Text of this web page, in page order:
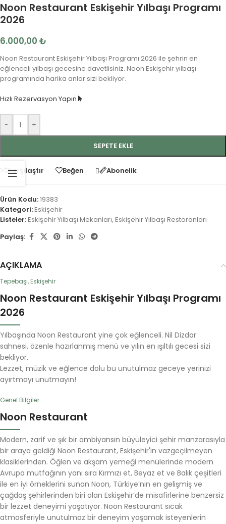
Noon Restaurant Eskişehir Yılbaşı Programı
2026
6.000,00 ₺
Noon Restaurant Eskişehir Yılbaşı Programı 2026 ile şehrin en
eğlenceli yılbaşı gecesine davetlisiniz. Noon Eskişehir yılbaşı
programında harika anlar sizi bekliyor.
Hızlı Rezervasyon Yapın
- +
SEPETE EKLE
Karşılaştır Beğen Abonelik
Ürün Kodu:19383
Kategori:Eskişehir
Listeler:Eskişehir Yılbaşı Mekanları, Eskişehir Yılbaşı Restoranları
Paylaş:
AÇIKLAMA
Tepebaşı, Eskişehir
Noon Restaurant Eskişehir Yılbaşı Programı
2026
Yılbaşında Noon Restaurant yine çok eğlenceli. Nil Dizdar
sahnesi, özenle hazırlanmış menü ve yılın en ışıltılı gecesi sizi
bekliyor.
Lezzet, müzik ve eğlence dolu bu unutulmaz geceye yerinizi
ayırtmayı unutmayın!
Genel Bilgiler
Noon Restaurant
Modern, zarif ve şık bir ambiyansın büyüleyici şehir manzarasıyla
bir araya geldiği Noon Restaurant, Eskişehir'in vazgeçilmeyen
klasiklerinden. Öğlen ve akşam yemeği menülerinde modern
Avrupa mutfağının yanı sıra Kırmızı et, Beyaz et ve Balık çeşitleri
ile en iyi örneklerini sunan Noon, Türkiye’nin en gelişmiş ve
çağdaş şehirlerinden biri olan Eskişehir’de misafirlerine benzersiz
bir lezzet deneyimi yaşatıyor. Noon Restaurant sıcak
atmosferiyle unutulmaz bir deneyim yaşamak isteyenlerin